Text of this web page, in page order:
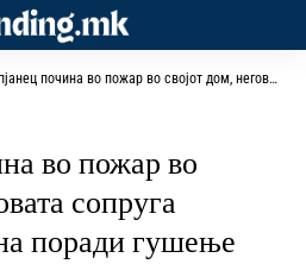
почина во пожар во својот дом, неговата сопруга хоспитализирана поради гушење
во пожар во
сопруга
поради гушење